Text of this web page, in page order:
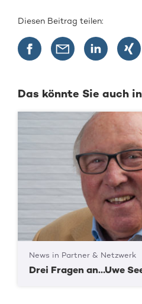
Diesen Beitrag teilen:
Das könnte Sie auch
News in Partner & Netzwerk
Drei Fragen an…Uwe